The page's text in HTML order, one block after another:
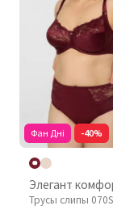
Фан Дні -40%
Элегант
Трусы слипы 070S